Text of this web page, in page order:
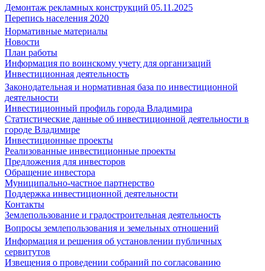
Демонтаж рекламных конструкций 05.11.2025
Перепись населения 2020
Нормативные материалы
Новости
План работы
Информация по воинскому учету для организаций
Инвестиционная деятельность
Законодательная и нормативная база по инвестиционной
деятельности
Инвестиционный профиль города Владимира
Статистические данные об инвестиционной деятельности в
городе Владимире
Инвестиционные проекты
Реализованные инвестиционные проекты
Предложения для инвесторов
Обращение инвестора
Муниципально-частное партнерство
Поддержка инвестиционной деятельности
Контакты
Землепользование и градостроительная деятельность
Вопросы землепользования и земельных отношений
Информация и решения об установлении публичных
сервитутов
Извещения о проведении собраний по согласованию